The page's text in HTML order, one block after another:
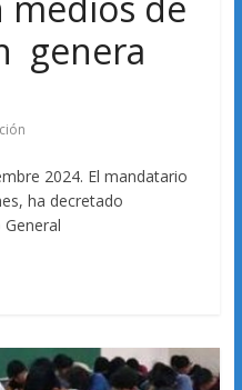
genera
2024. El mandatario
ha decretado